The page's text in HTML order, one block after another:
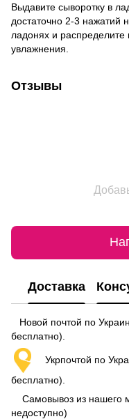
Выдавите сыворотку в
достаточно 2-3 нажатий
ладонях и распределите
увлажнения.
Отзывы
Доставка
Новой почтой по
бесплатно).
Укрпочтой по
бесплатно).
Самовывоз из нашего
недоступно)